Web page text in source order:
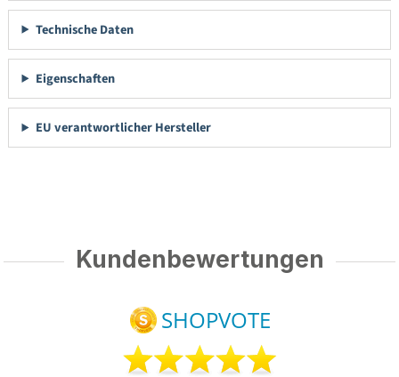
Technische Daten
Eigenschaften
EU verantwortlicher Hersteller
Kundenbewertungen